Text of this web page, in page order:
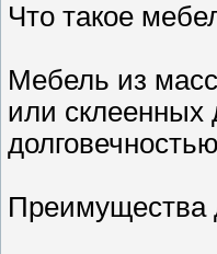
Что такое
Мебель из
или склеенных
Преимущества